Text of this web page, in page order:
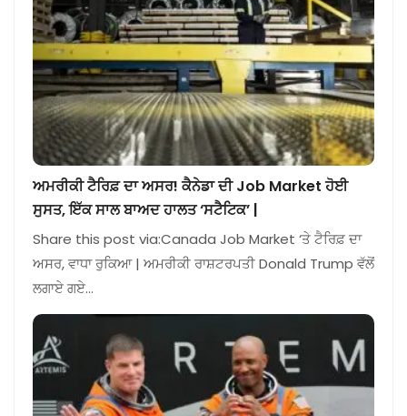
ਅਮਰੀਕੀ ਟੈਰਿਫ਼ ਦਾ ਅਸਰ! ਕੈਨੇਡਾ ਦੀ Job Market ਹੋਈ
ਸੁਸਤ, ਇੱਕ ਸਾਲ ਬਾਅਦ ਹਾਲਤ ‘ਸਟੈਟਿਕ’ |
Share this post via:Canada Job Market ‘ਤੇ ਟੈਰਿਫ਼ ਦਾ
ਅਸਰ, ਵਾਧਾ ਰੁਕਿਆ | ਅਮਰੀਕੀ ਰਾਸ਼ਟਰਪਤੀ Donald Trump ਵੱਲੋਂ
ਲਗਾਏ ਗਏ…